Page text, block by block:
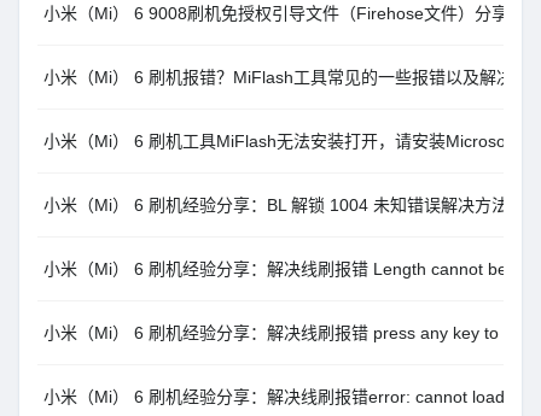
小米（Mi） 6 9008刷机免授权引导文件（Firehose文件）分享
小米（Mi） 6 刷机报错？MiFlash工具常见的一些报错以及解决办
小米（Mi） 6 刷机工具MiFlash无法安装打开，请安装Microsoft
小米（Mi） 6 刷机经验分享：BL 解锁 1004 未知错误解决方法
小米（Mi） 6 刷机经验分享：解决线刷报错 Length cannot be
小米（Mi） 6 刷机经验分享：解决线刷报错 press any key to
小米（Mi） 6 刷机经验分享：解决线刷报错error: cannot load